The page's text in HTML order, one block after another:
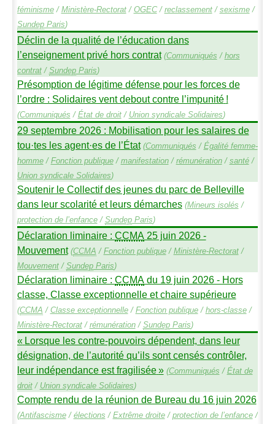
féminisme/ Ministère-Rectorat/ OGEC/ reclassement/ sexisme/
SundepParis)
Déclin de la qualité de l’éducation dans
l’enseignement privé hors contrat (Communiqués / hors
contrat/ SundepParis)
Présomption de légitime défense pour les forces de
l’ordre : Solidaires vent debout contre l’impunité !
(Communiqués / État de droit/ Union syndicale Solidaires)
29 septembre 2026 : Mobilisation pour les salaires de
tou·tes les agent·es de l’État (Communiqués / Égalité femme-
homme/ Fonction publique/ manifestation/ rémunération/ santé/
Union syndicale Solidaires)
Soutenir le Collectif des jeunes du parc de Belleville
dans leur scolarité et leurs démarches (Mineurs isolés /
protection de l’enfance/ SundepParis)
Déclaration liminaire : CCMA 25 juin 2026 -
Mouvement (CCMA / Fonction publique/ Ministère-Rectorat/
Mouvement/ SundepParis)
Déclaration liminaire : CCMAdu 19 juin 2026 - Hors
classe, Classe exceptionnelle et chaire supérieure
(CCMA / Classe exceptionnelle/ Fonction publique/ hors-classe/
Ministère-Rectorat/ rémunération/ SundepParis)
« Lorsque les contre-pouvoirs dépendent, dans leur
désignation, de l’autorité qu’ils sont censés contrôler,
leur indépendance est fragilisée» (Communiqués / État de
droit/ Union syndicale Solidaires)
Compte rendu de la réunion de Bureau du 16 juin 2026
(Antifascisme/ élections / Extrême droite/ protection de l’enfance/